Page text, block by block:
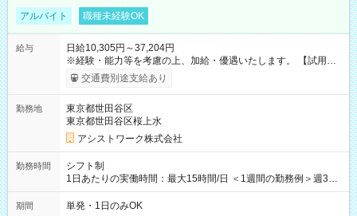
アルバイト 職種未経験OK
給与
日給10,305円～37,204円
※経験・能力等を考慮の上、加給・優遇いたします。 【試用期
間】試用期間なし
交通費別途支給あり
勤務地
東京都世田谷区
東京都世田谷区桜上水
アシストワーク株式会社
勤務時間
シフト制
1日あたりの実働時間：最大15時間/日 ＜1週間の勤務例＞週3回
勤務 勤務：月・水・金 休み：火・木・土・日 好きな時にお仕事
可能です！ ※1日あたりの最大実働時間は日勤、夜勤共に勤務し
期間 単発・1日のみOK